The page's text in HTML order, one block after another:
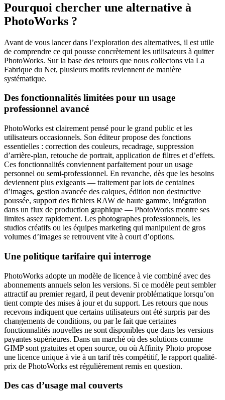
Pourquoi chercher une alternative à
PhotoWorks ?
Avant de vous lancer dans l’exploration des alternatives, il est utile
de comprendre ce qui pousse concrètement les utilisateurs à quitter
PhotoWorks. Sur la base des retours que nous collectons via La
Fabrique du Net, plusieurs motifs reviennent de manière
systématique.
Des fonctionnalités limitées pour un usage
professionnel avancé
PhotoWorks est clairement pensé pour le grand public et les
utilisateurs occasionnels. Son éditeur propose des fonctions
essentielles : correction des couleurs, recadrage, suppression
d’arrière-plan, retouche de portrait, application de filtres et d’effets.
Ces fonctionnalités conviennent parfaitement pour un usage
personnel ou semi-professionnel. En revanche, dès que les besoins
deviennent plus exigeants — traitement par lots de centaines
d’images, gestion avancée des calques, édition non destructive
poussée, support des fichiers RAW de haute gamme, intégration
dans un flux de production graphique — PhotoWorks montre ses
limites assez rapidement. Les photographes professionnels, les
studios créatifs ou les équipes marketing qui manipulent de gros
volumes d’images se retrouvent vite à court d’options.
Une politique tarifaire qui interroge
PhotoWorks adopte un modèle de licence à vie combiné avec des
abonnements annuels selon les versions. Si ce modèle peut sembler
attractif au premier regard, il peut devenir problématique lorsqu’on
tient compte des mises à jour et du support. Les retours que nous
recevons indiquent que certains utilisateurs ont été surpris par des
changements de conditions, ou par le fait que certaines
fonctionnalités nouvelles ne sont disponibles que dans les versions
payantes supérieures. Dans un marché où des solutions comme
GIMP sont gratuites et open source, ou où Affinity Photo propose
une licence unique à vie à un tarif très compétitif, le rapport qualité-
prix de PhotoWorks est régulièrement remis en question.
Des cas d’usage mal couverts